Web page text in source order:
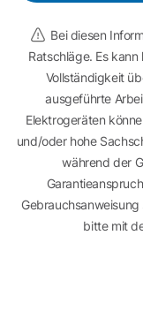
Bei diesen
Ratschläge. Es
Vollständigkeit
ausgeführte
Elektrogeräten
und/oder hohe
während der
bitte mit